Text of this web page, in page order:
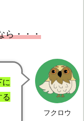
ら・・・
フクロウ
に